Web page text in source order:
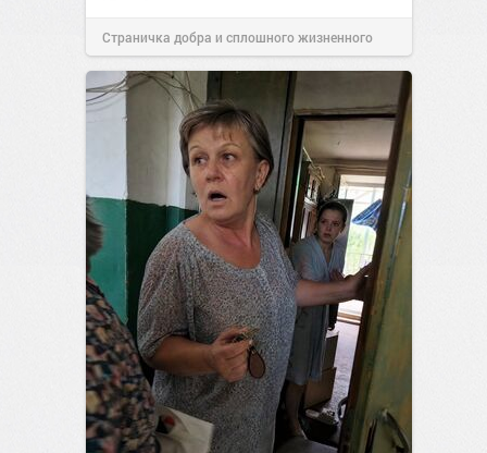
Страничка добра и сплошного жизненного
позитива!00:28Вчера